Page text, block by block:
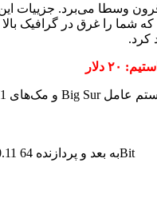
وسطا می‌برد. جزییات این
شما را غرق در گرافیک بالا
کرد.
دلار
مناسب OS X 10.11 به بعد و پردازنده 64Bit